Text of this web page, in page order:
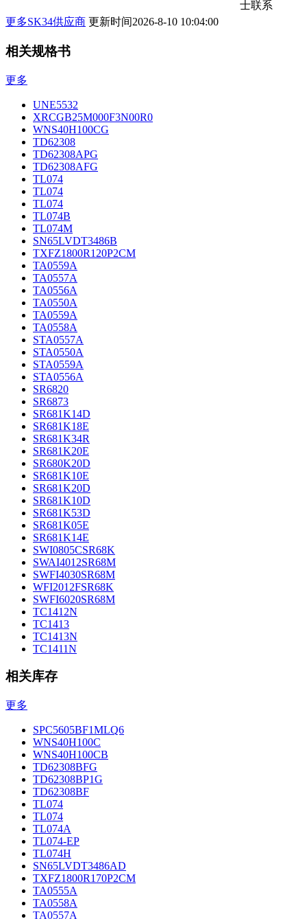
士联系
更多SK34供应商 更新时间2026-8-10 10:04:00
相关规格书
更多
UNE5532
XRCGB25M000F3N00R0
WNS40H100CG
TD62308
TD62308APG
TD62308AFG
TL074
TL074
TL074
TL074B
TL074M
SN65LVDT3486B
TXFZ1800R120P2CM
TA0559A
TA0557A
TA0556A
TA0550A
TA0559A
TA0558A
STA0557A
STA0550A
STA0559A
STA0556A
SR6820
SR6873
SR681K14D
SR681K18E
SR681K34R
SR681K20E
SR680K20D
SR681K10E
SR681K20D
SR681K10D
SR681K53D
SR681K05E
SR681K14E
SWI0805CSR68K
SWAI4012SR68M
SWFI4030SR68M
WFI2012FSR68K
SWFI6020SR68M
TC1412N
TC1413
TC1413N
TC1411N
相关库存
更多
SPC5605BF1MLQ6
WNS40H100C
WNS40H100CB
TD62308BFG
TD62308BP1G
TD62308BF
TL074
TL074
TL074A
TL074-EP
TL074H
SN65LVDT3486AD
TXFZ1800R170P2CM
TA0555A
TA0558A
TA0557A